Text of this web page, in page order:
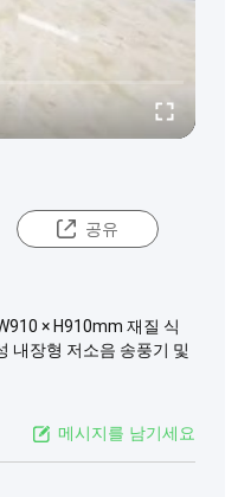
공유
× H910mm 재질 식
내장형 저소음 송풍기 및
메시지를 남기세요